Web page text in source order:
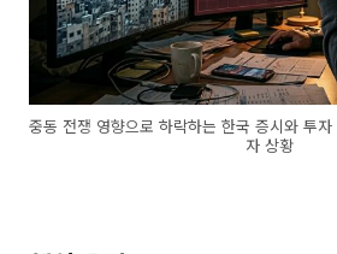
중동 전쟁 영향으로 하락하는 한국 증시와 투
자 상황